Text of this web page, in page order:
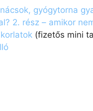
gyógytorna
2. rész – amikor
(fizetős mini